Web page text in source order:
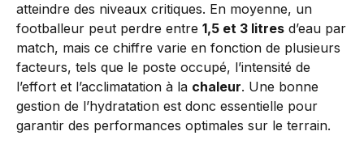
atteindre des niveaux critiques. En moyenne, un
footballeur peut perdre entre 1,5 et 3 litres d’eau par
match, mais ce chiffre varie en fonction de plusieurs
facteurs, tels que le poste occupé, l’intensité de
l’effort et l’acclimatation à la chaleur. Une bonne
gestion de l’hydratation est donc essentielle pour
garantir des performances optimales sur le terrain.